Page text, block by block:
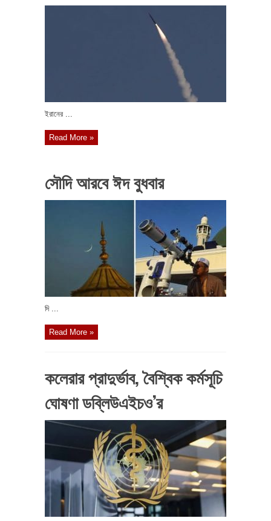
ইরানের ...
Read More »
সৌদি আরবে ঈদ বুধবার
দি ...
Read More »
কলেরার প্রাদুর্ভাব, বৈশ্বিক কর্মসূচি
ঘোষণা ডব্লিউএইচও’র